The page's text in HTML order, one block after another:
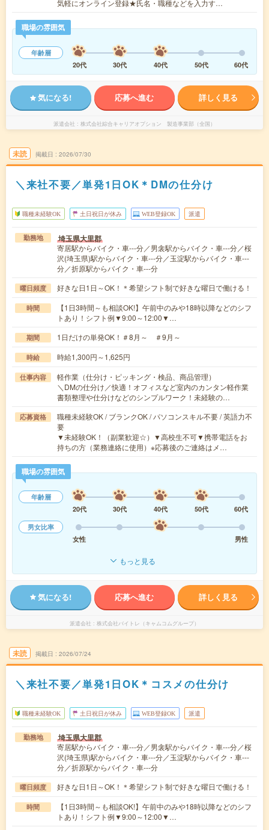
気軽にオンライン登録★氏名・職種などを入力す…
職場の雰囲気
年齢層
20代
30代 40代 50代 60代
気になる! 応募へ進む 詳しく見る
派遣会社 株式会社綜合キャリアオプション 製造事業部（全国）
未読 掲載日 2026/07/30
＼来社不要／単発1日OK＊DMの仕分け
職種未経験OK 土日祝日が休み WEB登録OK 派遣
勤務地 埼玉県大里郡
寄居駅からバイク・車---分／男衾駅からバイク・車---分／桜
沢(埼玉県)駅からバイク・車---分／玉淀駅からバイク・車---
分／折原駅からバイク・車---分
曜日頻度 好きな日1日～OK！＊希望シフト制で好きな曜日で働ける！
時間
【1日3時間～も相談OK!】午前中のみや18時以降などのシフ
トあり！シフト例▼9:00～12:00▼…
期間 1日だけの単発OK！＃8月～ ＃9月～
時給 時給1,300円～1,625円
仕事内容
軽作業（仕分け・ピッキング・検品、商品管理）
＼DMの仕分け／快適！オフィスなど室内のカンタン軽作業
書類整理や仕分けなどのシンプルワーク！未経験の…
応募資格
職種未経験OK / ブランクOK / パソコンスキル不要 / 英語力不
要
▼未経験OK！（副業歓迎☆）▼高校生不可▼携帯電話をお
持ちの方（業務連絡に使用）※応募後のご連絡はメ…
職場の雰囲気
年齢層
20代
30代 40代 50代
60代
男女比率
女性
男性
もっと見る
気になる! 応募へ進む 詳しく見る
派遣会社 株式会社バイトレ（キャムコムグループ）
未読 掲載日 2026/07/24
＼来社不要／単発1日OK＊コスメの仕分け
職種未経験OK 土日祝日が休み WEB登録OK 派遣
勤務地 埼玉県大里郡
寄居駅からバイク・車---分／男衾駅からバイク・車---分／桜
沢(埼玉県)駅からバイク・車---分／玉淀駅からバイク・車---
分／折原駅からバイク・車---分
曜日頻度 好きな日1日～OK！＊希望シフト制で好きな曜日で働ける！
時間
【1日3時間～も相談OK!】午前中のみや18時以降などのシフ
トあり！シフト例▼9:00～12:00▼…